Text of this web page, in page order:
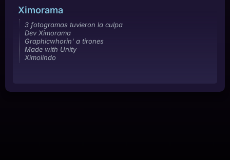
Ximorama
3 fotogramas tuvieron la culpa
Dev Ximorama
Graphicwhorin' a tirones
Made with Unity
Ximolindo